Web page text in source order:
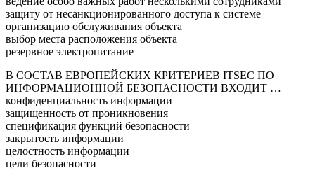
защиту от несанкционированного доступа к системе
организацию обслуживания объекта
выбор места расположения объекта
резервное электропитание
В СОСТАВ ЕВРОПЕЙСКИХ КРИТЕРИЕВ ITSEC ПО
ИНФОРМАЦИОННОЙ БЕЗОПАСНОСТИ ВХОДИТ …
конфиденциальность информации
защищенность от проникновения
спецификация функций безопасности
закрытость информации
целостность информации
цели безопасности